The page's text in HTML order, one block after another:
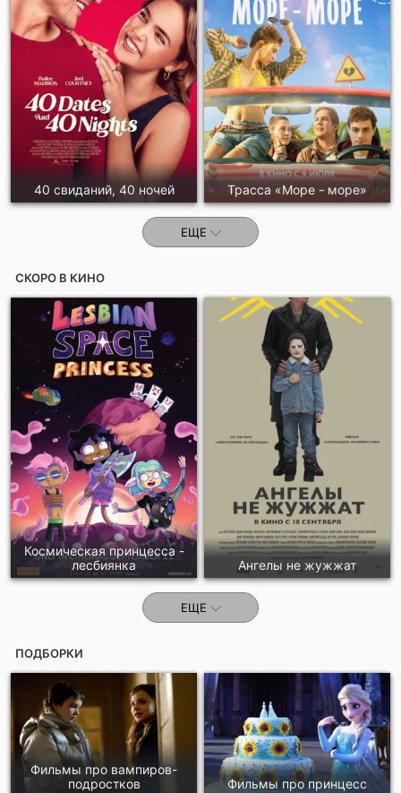
40 свиданий, 40 ночей Трасса «Море - море»
ЕЩЕ
СКОРО В КИНО
Космическая принцесса -
лесбиянка
Ангелы не жужжат
ЕЩЕ
ПОДБОРКИ
Фильмы про вампиров-
подростков
Фильмы про принцесс